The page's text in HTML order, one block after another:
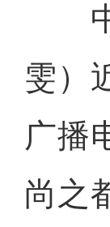
中
雯）
广播
尚之